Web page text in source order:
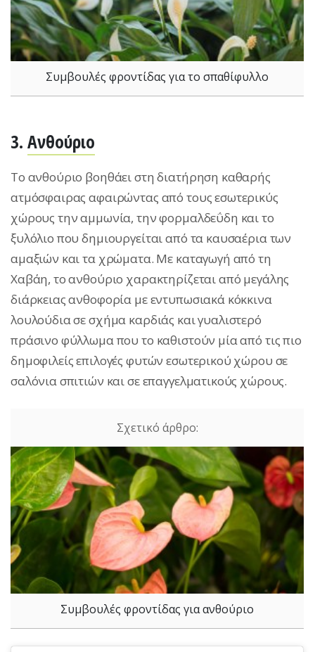
Συμβουλές φροντίδας για το σπαθίφυλλο
3. Ανθούριο
Το ανθούριο βοηθάει στη διατήρηση καθαρής
ατμόσφαιρας αφαιρώντας από τους εσωτερικύς
χώρους την αμμωνία, την φορμαλδεΰδη και το
ξυλόλιο που δημιουργείται από τα καυσαέρια των
αμαξιών και τα χρώματα. Με καταγωγή από τη
Χαβάη, το ανθούριο χαρακτηρίζεται από μεγάλης
διάρκειας ανθοφορία με εντυπωσιακά κόκκινα
λουλούδια σε σχήμα καρδιάς και γυαλιστερό
πράσινο φύλλωμα που το καθιστούν μία από τις πιο
δημοφιλείς επιλογές φυτών εσωτερικού χώρου σε
σαλόνια σπιτιών και σε επαγγελματικούς χώρους.
Συμβουλές φροντίδας για ανθούριο